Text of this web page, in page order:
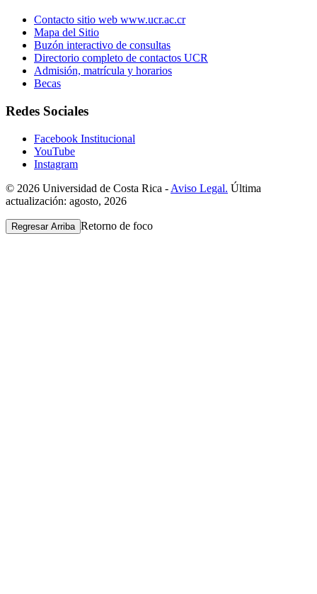
Contacto sitio web www.ucr.ac.cr
Mapa del Sitio
Buzón interactivo de consultas
Directorio completo de contactos UCR
Admisión, matrícula y horarios
Becas
Redes Sociales
Facebook Institucional
YouTube
Instagram
© 2026 Universidad de Costa Rica - Aviso Legal. Última
actualización: agosto, 2026
Regresar Arriba Retorno de foco